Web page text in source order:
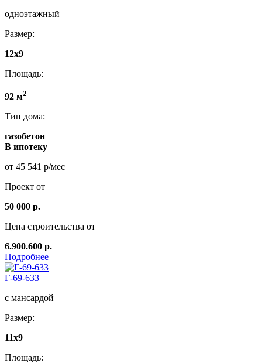
одноэтажный
Размер:
12x9
Площадь:
92 м2
Тип дома:
газобетон
В ипотеку
от 45 541 р/мес
Проект от
50 000 р.
Цена строительства от
6.900.600 р.
Подробнее
Г-69-633
с мансардой
Размер:
11x9
Площадь: